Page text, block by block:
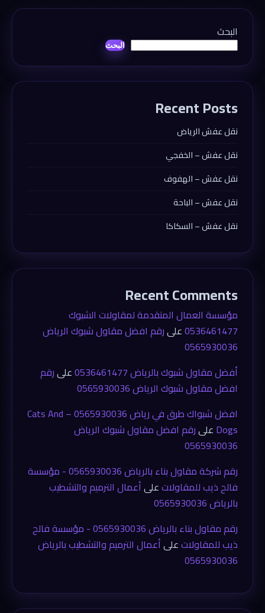
البحث
البحث
Recent Posts
نقل عفش الرياض
نقل عفش – الخفجي
نقل عفش – الهفوف
نقل عفش – الباحة
نقل عفش – السكاكا
Recent Comments
مؤسسة العمال المتقدمة لمقاولات الشبوك
0536461477علىرقم افضل مقاول شبوك الرياض
0565930036
أفضل مقاول شبوك بالرياض 0536461477
علىرقم
افضل مقاول شبوك الرياض 0565930036
افضل شبواك طرق في رياض 0565930036 – Cats And
Dogs علىرقم افضل مقاول شبوك الرياض
0565930036
رقم شركة مقاول بناء بالرياض 0565930036 - مؤسسة
فالح ذيب للمقاولاتعلىأعمال الترميم والتشطيب
بالرياض 0565930036
رقم مقاول بناء بالرياض 0565930036 - مؤسسة فالح
ذيب للمقاولاتعلىأعمال الترميم والتشطيب بالرياض
0565930036